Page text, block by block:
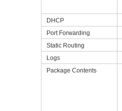
DHCP
Port Forwarding
Static Routing
Logs
Package Contents